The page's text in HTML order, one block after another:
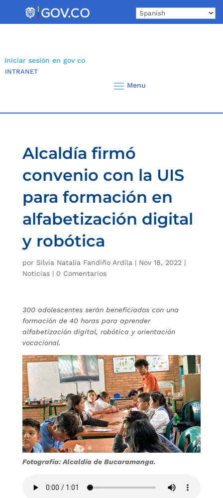
Iniciar sesión en gov co
INTRANET
Alcaldía firmó
convenio con la UIS
para formación en
alfabetización digital
y robótica
por Silvia Natalia Fandiño Ardila | Nov 18, 2022 |
Noticias| 0 Comentarios
300 adolescentes serán beneficiados con una
formación de 40 horas para aprender
alfabetización digital, robótica y orientación
vocacional.
Fotografía: Alcaldía de Bucaramanga.